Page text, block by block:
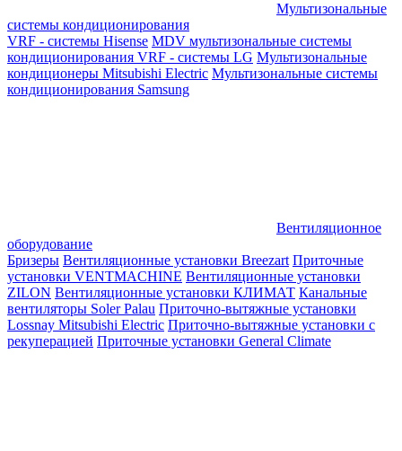
Мультизональные
системы кондиционирования
VRF - системы Hisense MDV мультизональные системы
кондиционирования VRF - системы LG Мультизональные
кондиционеры Mitsubishi Electric Мультизональные системы
кондиционирования Samsung
Вентиляционное
оборудование
Бризеры Вентиляционные установки Breezart Приточные
установки VENTMACHINE Вентиляционные установки
ZILON Вентиляционные установки КЛИМАТ Канальные
вентиляторы Soler Palau Приточно-вытяжные установки
Lossnay Mitsubishi Electric Приточно-вытяжные установки с
рекуперацией Приточные установки General Climate